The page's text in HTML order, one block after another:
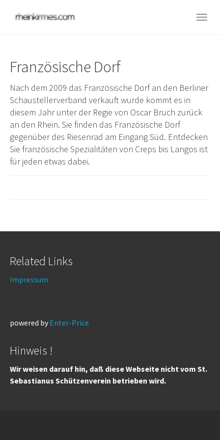
Französische Dorf
Nach dem 2009 das Französische Dorf an den Berliner
Schaustellerverband verkauft wurde kommt es in
diesem Jahr unter der Regie von Oscar Bruch zurück
an den Rhein. Sie finden das Französische Dorf
gegenüber des Riesenrad am Eingang Süd. Entdecken
Sie französische Spezialitäten von Creps bis Langos ist
für jeden etwas dabei.
Related Links
Impressum
powered by Enter-Price
Hinweis !
Wir weisen darauf hin, daß diese Webseite nicht vom St.
Sebastianus Schützenverein betrieben wird.